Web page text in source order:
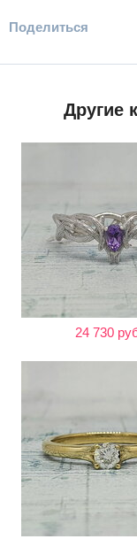
Поделиться
Другие
24 730